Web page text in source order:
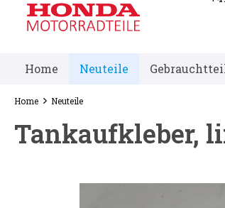
Home Neuteile
Home Neuteile
Tankaufkleber,